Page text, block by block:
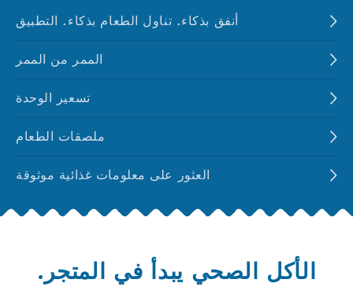
أنفق بذكاء. تناول الطعام بذكاء. التطبيق
الممر من الممر
تسعير الوحدة
ملصقات الطعام
العثور على معلومات غذائية موثوقة
الأكل الصحي يبدأ في المتجر.